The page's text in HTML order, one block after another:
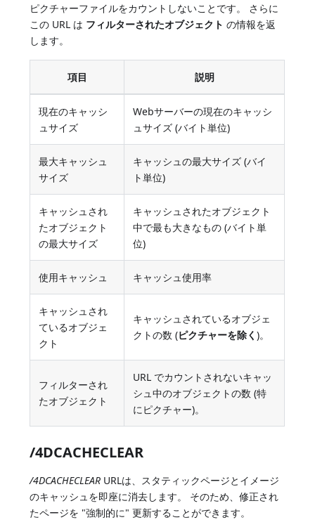
ピクチャーファイルをカウントしないことです。 さらに
この URL は フィルターされたオブジェクト の情報を返
します。
項目 説明
現在のキャッシ
ュサイズ
Webサーバーの現在のキャッシ
ュサイズ (バイト単位)
最大キャッシュ
サイズ
キャッシュの最大サイズ (バイ
ト単位)
キャッシュされ
たオブジェクト
の最大サイズ
キャッシュされたオブジェクト
中で最も大きなもの (バイト単
位)
使用キャッシュ キャッシュ使用率
キャッシュされ
ているオブジェ
クト
キャッシュされているオブジェ
クトの数 (ピクチャーを除く)。
フィルターされ
たオブジェクト
URL でカウントされないキャッ
シュ中のオブジェクトの数 (特
にピクチャー)。
/4DCACHECLEAR
/4DCACHECLEAR URLは、スタティックページとイメージ
のキャッシュを即座に消去します。 そのため、修正され
たページを "強制的に" 更新することができます。